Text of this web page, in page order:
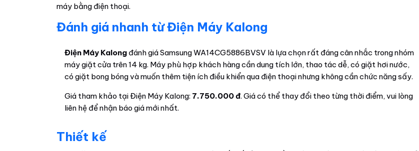
máy bằng điện thoại.
Đánh giá nhanh từ Điện Máy Kalong
Điện Máy Kalong đánh giá Samsung WA14CG5886BVSV là lựa chọn rất đáng cân nhắc trong nhóm
máy giặt cửa trên 14 kg. Máy phù hợp khách hàng cần dung tích lớn, thao tác dễ, có giặt hơi nước,
có giặt bong bóng và muốn thêm tiện ích điều khiển qua điện thoại nhưng không cần chức năng sấy.
Giá tham khảo tại Điện Máy Kalong: 7.750.000 đ. Giá có thể thay đổi theo từng thời điểm, vui lòng
liên hệ để nhận báo giá mới nhất.
Thiết kế